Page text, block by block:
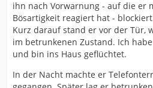
ihn nach Vorwarnung - auf die er
Bösartigkeit reagiert hat -
Kurz darauf stand er vor der Tür,
im betrunkenen Zustand. Ich
und bin ins Haus geflüchtet.
In der Nacht machte er